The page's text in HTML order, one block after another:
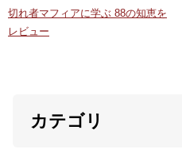
切れ者マフィアに学ぶ 88の知恵を
レビュー
カテゴリ